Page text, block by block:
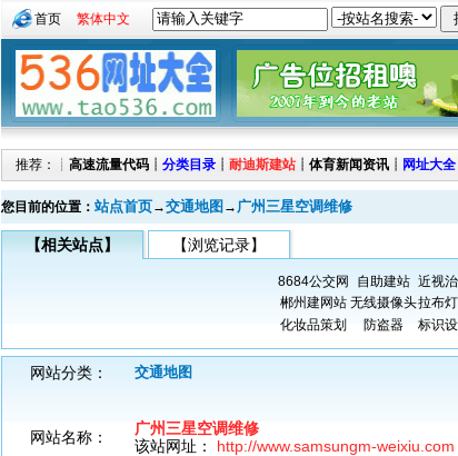
首页 繁体中文
推荐：┊ 高速流量代码 ┊ 分类目录 ┊ 耐迪斯建站 ┊ 体育新闻资讯 ┊ 网址大全
您目前的位置： 站点首页→交通地图 → 广州三星空调维修
【相关站点】 【浏览记录】
8684公交网 自助建站 近视
郴州建网站 无线摄像头拉布
化妆品策划
防盗器 标识
网站分类： 交通地图
网站名称：
广州三星空调维修
该站网址： http://www.samsungm-weixiu.com